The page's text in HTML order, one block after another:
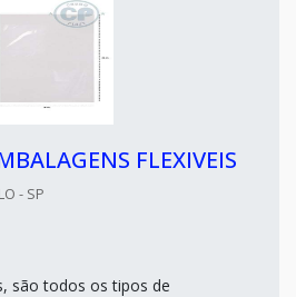
FLEXIVEIS
- SP
são todos os tipos de